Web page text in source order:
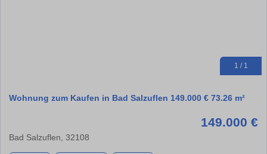
1 / 1
Wohnung zum Kaufen in Bad Salzuflen 149.000 € 73.26 m²
149.000 €
Bad Salzuflen, 32108